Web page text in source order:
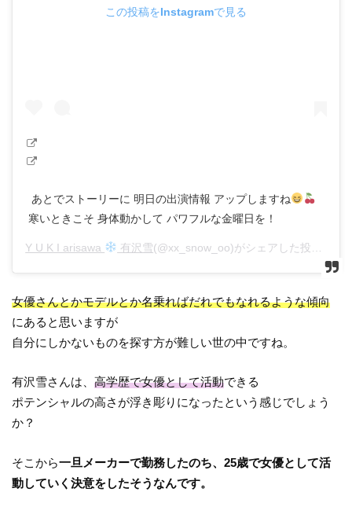
この投稿をInstagramで見る
あとでストーリーに 明日の出演情報 アップしますね
寒いときこそ 身体動かして パワフルな金曜日を！
Y U K I arisawa 有沢雪(@xx_snow_oo)がシェアした投稿 –
女優さんとかモデルとか名乗ればだれでもなれるような傾向
にあると思いますが
自分にしかないものを探す方が難しい世の中ですね。
有沢雪さんは、高学歴で女優として活動できる
ポテンシャルの高さが浮き彫りになったという感じでしょう
か？
そこから一旦メーカーで勤務したのち、25歳で女優として活
動していく決意をしたそうなんです。